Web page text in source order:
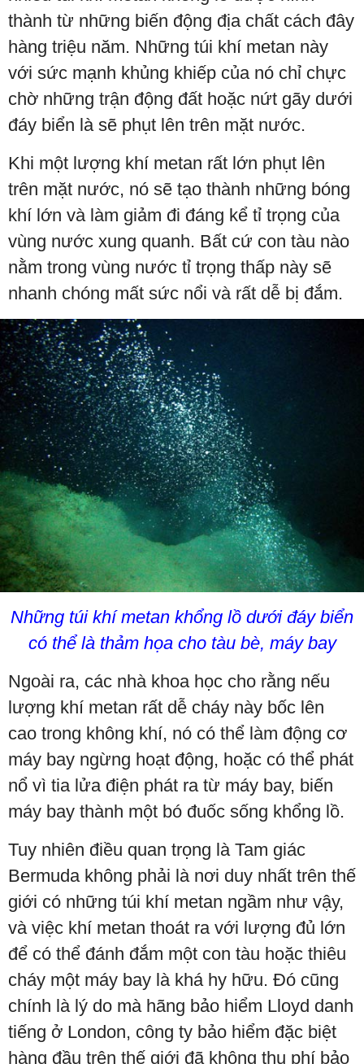
thành từ những biến động địa chất cách đây
hàng triệu năm. Những túi khí metan này
với sức mạnh khủng khiếp của nó chỉ chực
chờ những trận động đất hoặc nứt gãy dưới
đáy biển là sẽ phụt lên trên mặt nước.
Khi một lượng khí metan rất lớn phụt lên
trên mặt nước, nó sẽ tạo thành những bóng
khí lớn và làm giảm đi đáng kể tỉ trọng của
vùng nước xung quanh. Bất cứ con tàu nào
nằm trong vùng nước tỉ trọng thấp này sẽ
nhanh chóng mất sức nổi và rất dễ bị đắm.
Những túi khí metan khổng lồ dưới đáy biển
có thể là thảm họa cho tàu bè, máy bay
Ngoài ra, các nhà khoa học cho rằng nếu
lượng khí metan rất dễ cháy này bốc lên
cao trong không khí, nó có thể làm động cơ
máy bay ngừng hoạt động, hoặc có thể phát
nổ vì tia lửa điện phát ra từ máy bay, biến
máy bay thành một bó đuốc sống khổng lồ.
Tuy nhiên điều quan trọng là Tam giác
Bermuda không phải là nơi duy nhất trên thế
giới có những túi khí metan ngầm như vậy,
và việc khí metan thoát ra với lượng đủ lớn
để có thể đánh đắm một con tàu hoặc thiêu
cháy một máy bay là khá hy hữu. Đó cũng
chính là lý do mà hãng bảo hiểm Lloyd danh
tiếng ở London, công ty bảo hiểm đặc biệt
hàng đầu trên thế giới đã không thu phí bảo